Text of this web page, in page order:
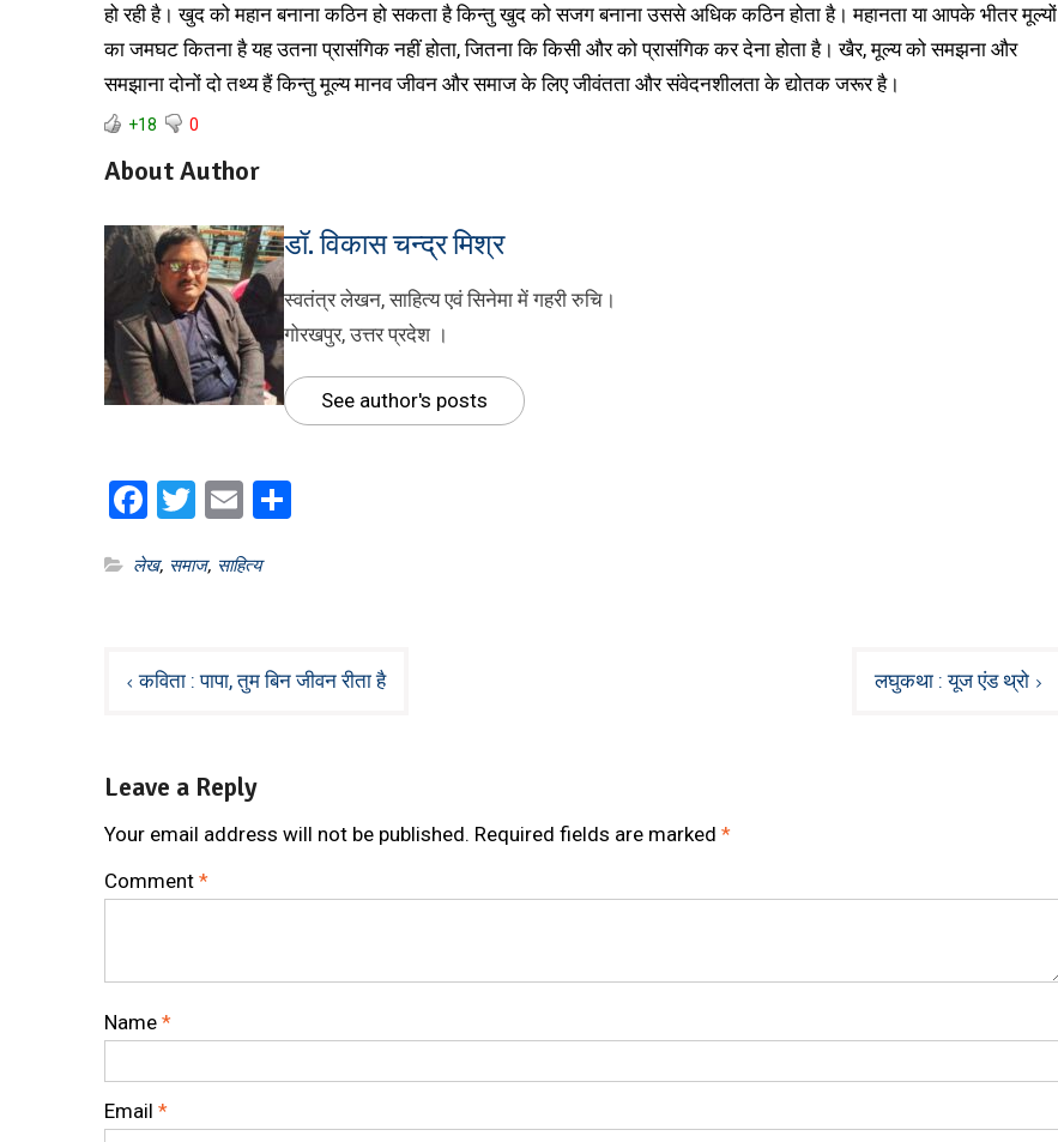
हो रही है। खुद को महान बनाना कठिन हो सकता है किन्तु खुद को सजग बनाना उससे अधिक कठिन होता है। महानता या आपके भीतर मूल्यों
का जमघट कितना है यह उतना प्रासंगिक नहीं होता, जितना कि किसी और को प्रासंगिक कर देना होता है। खैर, मूल्य को समझना और
समझाना दोनों दो तथ्य हैं किन्तु मूल्य मानव जीवन और समाज के लिए जीवंतता और संवेदनशीलता के द्योतक जरूर है।
+18 0
About Author
डॉ. विकास चन्द्र मिश्र
स्वतंत्र लेखन, साहित्य एवं सिनेमा में गहरी रुचि।
गोरखपुर, उत्तर प्रदेश ।
See author's posts
Facebook
Twitter
Email
लेख, समाज, साहित्य
Postकविता : पापा, तुम बिन जीवन रीता है लघुकथा : यूज एंड थ्रो
Leave a Reply
Your email address will not be published. Required fields are marked *
Comment *
Name *
Email *